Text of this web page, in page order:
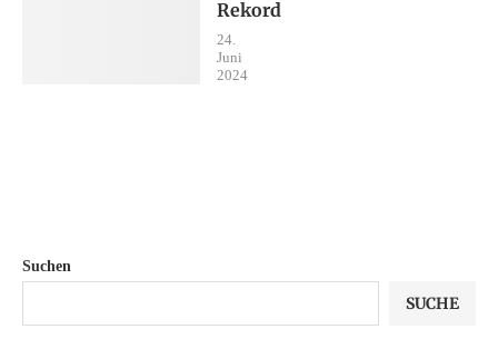
Rekord
24.
Juni
2024
Suchen
SUCHE